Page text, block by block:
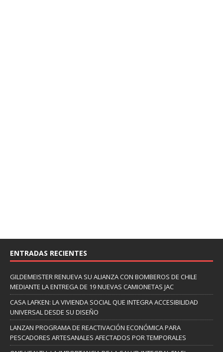
ENTRADAS RECIENTES
GILDEMEISTER RENUEVA SU ALIANZA CON BOMBEROS DE CHILE
MEDIANTE LA ENTREGA DE 19 NUEVAS CAMIONETAS JAC
CASA LAFKEN: LA VIVIENDA SOCIAL QUE INTEGRA ACCESIBILIDAD
UNIVERSAL DESDE SU DISEÑO
LANZAN PROGRAMA DE REACTIVACIÓN ECONÓMICA PARA
PESCADORES ARTESANALES AFECTADOS POR TEMPORALES